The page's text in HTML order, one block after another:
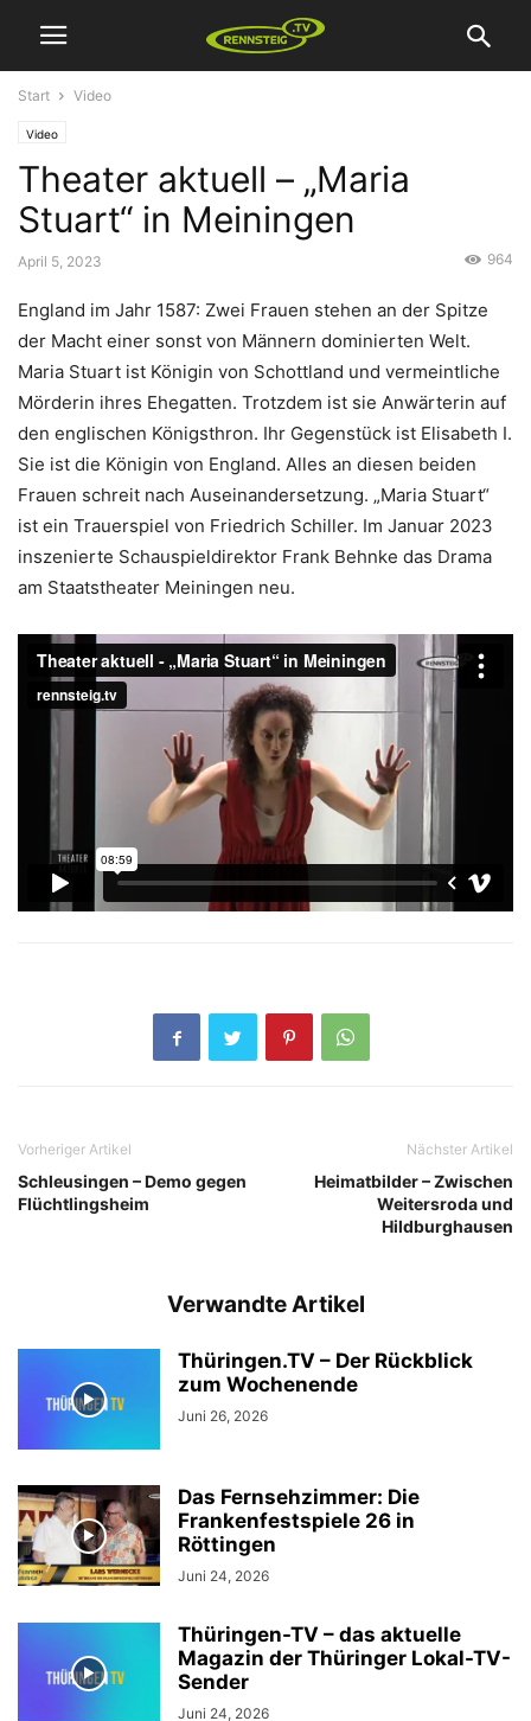
Start Video
Video
Theater aktuell – „Maria
Stuart“ in Meiningen
April 5, 2023 964
England im Jahr 1587: Zwei Frauen stehen an der Spitze
der Macht einer sonst von Männern dominierten Welt.
Maria Stuart ist Königin von Schottland und vermeintliche
Mörderin ihres Ehegatten. Trotzdem ist sie Anwärterin auf
den englischen Königsthron. Ihr Gegenstück ist Elisabeth I.
Sie ist die Königin von England. Alles an diesen beiden
Frauen schreit nach Auseinandersetzung. „Maria Stuart“
ist ein Trauerspiel von Friedrich Schiller. Im Januar 2023
inszenierte Schauspieldirektor Frank Behnke das Drama
am Staatstheater Meiningen neu.
Vorheriger Artikel
Schleusingen – Demo gegen
Flüchtlingsheim
Nächster Artikel
Heimatbilder – Zwischen
Weitersroda und
Hildburghausen
Verwandte Artikel
Thüringen.TV – Der Rückblick
zum Wochenende
Juni 26, 2026
Das Fernsehzimmer: Die
Frankenfestspiele 26 in
Röttingen
Juni 24, 2026
Thüringen-TV – das aktuelle
Magazin der Thüringer Lokal-TV-
Sender
Juni 24, 2026